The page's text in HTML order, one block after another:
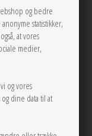
og bedre
statistikker,
at vores
medier,
og vores
dine data til at